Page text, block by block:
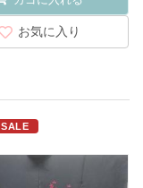
お気に入り
SALE